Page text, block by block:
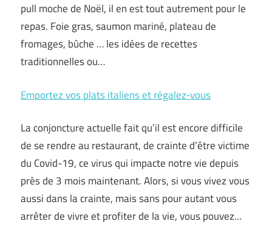
pull moche de Noël, il en est tout autrement pour le
repas. Foie gras, saumon mariné, plateau de
fromages, bûche … les idées de recettes
traditionnelles ou…
Emportez vos plats italiens et régalez-vous
La conjoncture actuelle fait qu’il est encore difficile
de se rendre au restaurant, de crainte d’être victime
du Covid-19, ce virus qui impacte notre vie depuis
près de 3 mois maintenant. Alors, si vous vivez vous
aussi dans la crainte, mais sans pour autant vous
arrêter de vivre et profiter de la vie, vous pouvez…